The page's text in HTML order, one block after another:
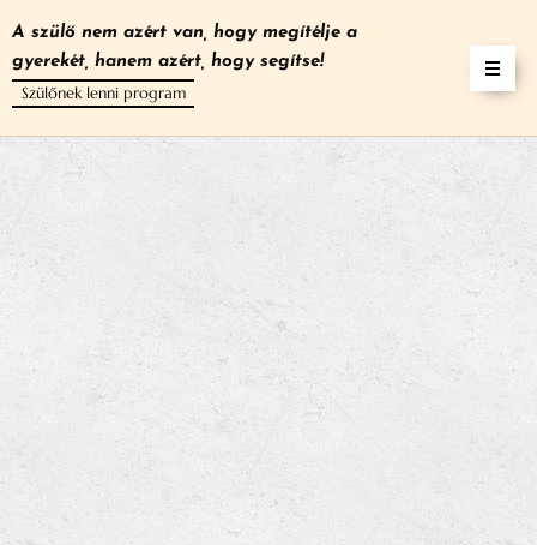
A szülő nem azért van, hogy megítélje a
gyerekét, hanem azért, hogy segítse!
Szülőnek lenni program